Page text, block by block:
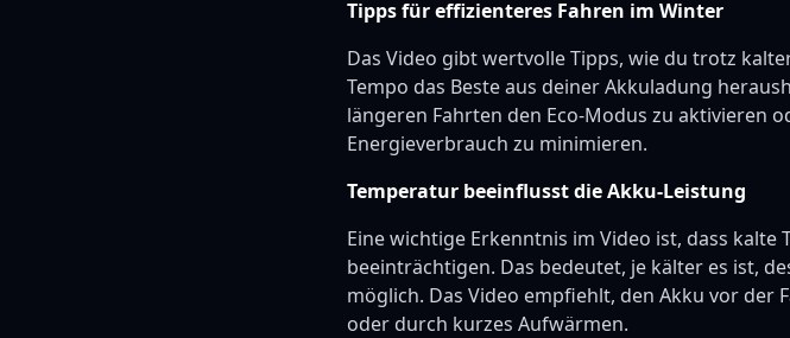
Tipps für effizienteres Fahren im Winter
Das Video gibt wertvolle Tipps, wie du trotz
Tempo das Beste aus deiner Akkuladung
längeren Fahrten den Eco-Modus zu aktivieren
Energieverbrauch zu minimieren.
Temperatur beeinflusst die Akku-Leistung
Eine wichtige Erkenntnis im Video ist, dass
beeinträchtigen. Das bedeutet, je kälter es ist,
möglich. Das Video empfiehlt, den Akku vor der
oder durch kurzes Aufwärmen.